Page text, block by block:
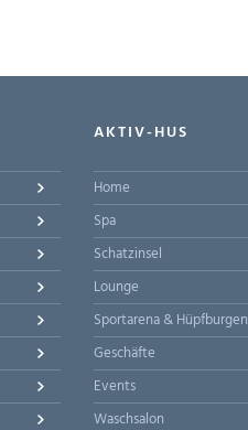
AKTIV-HUS
Home
Spa
Schatzinsel
Lounge
Sportarena & Hüpfburgen
Geschäfte
Events
Waschsalon